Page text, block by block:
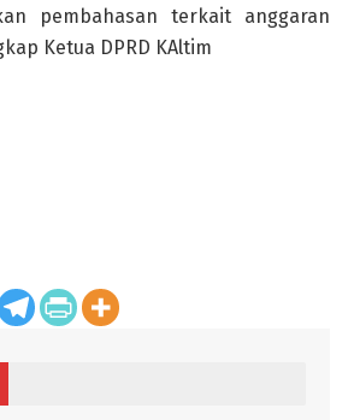
pembahasan terkait anggaran
Ketua DPRD KAltim